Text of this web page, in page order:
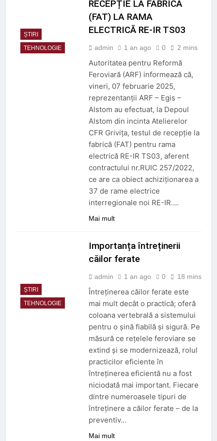
ȘTIRI
TEHNOLOGIE
RECEPȚIE LA FABRICĂ
(FAT) LA RAMA
ELECTRICĂ RE-IR TS03
admin 1 an ago 0 2 mins
Autoritatea pentru Reformă
Feroviară (ARF) informează că,
vineri, 07 februarie 2025,
reprezentanții ARF – Egis –
Alstom au efectuat, la Depoul
Alstom din incinta Atelierelor
CFR Grivița, testul de recepție la
fabrică (FAT) pentru rama
electrică RE-IR TS03, aferent
contractului nr.RUIC 257/2022,
ce are ca obiect achiziționarea a
37 de rame electrice
interregionale noi RE-IR….
Mai mult
ȘTIRI
TEHNOLOGIE
Importanța întreținerii
căilor ferate
admin 1 an ago 0 18 mins
Întreținerea căilor ferate este
mai mult decât o practică; oferă
coloana vertebrală a sistemului
pentru o șină fiabilă și sigură. Pe
măsură ce rețelele feroviare se
extind și se modernizează, rolul
practicilor eficiente în
întreținerea eficientă nu a fost
niciodată mai important. Fiecare
dintre numeroasele tipuri de
întreținere a căilor ferate – de la
preventiv…
Mai mult